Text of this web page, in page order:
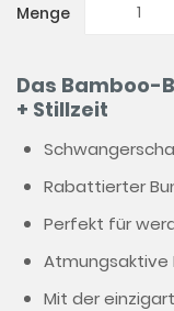
Menge
Das Bamboo-
+ Stillzeit
Rabattierter
Perfekt für
Atmungsaktive
Mit der